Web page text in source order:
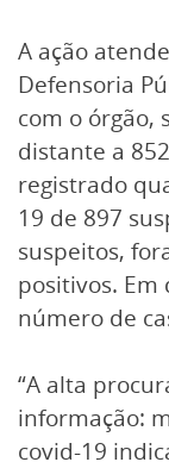
A ação
Defensoria
com o órgão,
distante a
registrado
19 de 897
suspeitos,
positivos. Em
número de
“A alta
informação:
covid-19